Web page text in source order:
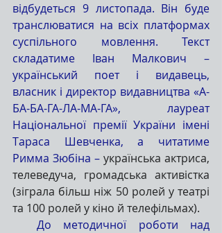
відбудеться 9 листопада. Він буде
транслюватися на всіх платформах
суспільного мовлення. Текст
складатиме Іван Малкович –
український поет і видавець,
власник і директор видавництва «А-
БА-БА-ГА-ЛА-МА-ГА», лауреат
Національної премії України імені
Тараса Шевченка, а читатиме
Римма Зюбіна – українська актриса,
телеведуча, громадська активістка
(зіграла більш ніж 50 ролей у театрі
та 100 ролей у кіно й телефільмах).